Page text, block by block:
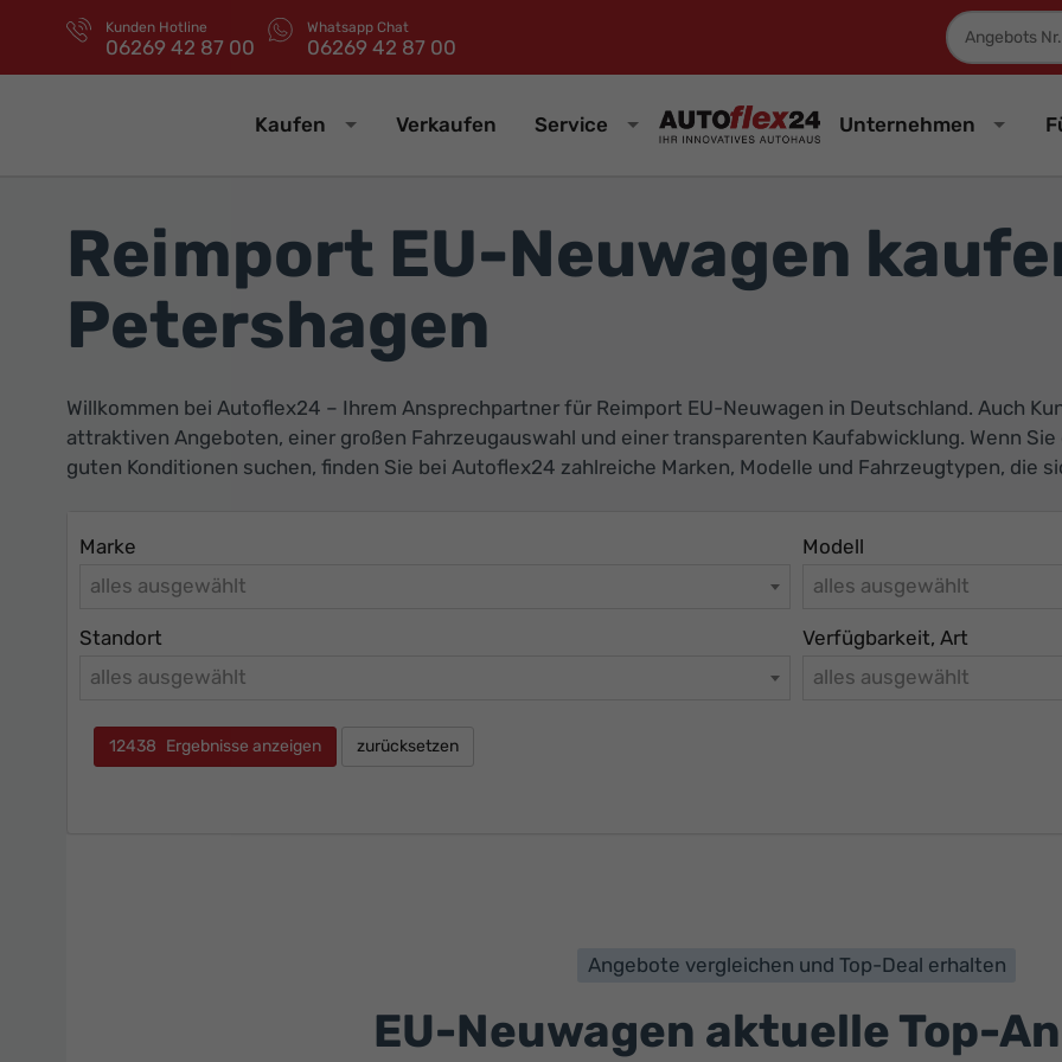
Kunden Hotline
06269 42 87 00
Whatsapp Chat
06269 42 87 00
Kaufen Verkaufen Service Unternehmen
Reimport EU-Neuwagen
Petershagen
Willkommen bei Autoflex24 – Ihrem Ansprechpartner für Reimport EU-Neuwagen in Deutschland. Auch
attraktiven Angeboten, einer großen Fahrzeugauswahl und einer transparenten Kaufabwicklung. Wenn
guten Konditionen suchen, finden Sie bei Autoflex24 zahlreiche Marken, Modelle und Fahrzeugtypen, die
Marke
alles ausgewählt
Modell
alles ausgewählt
Standort
alles ausgewählt
Verfügbarkeit, Art
alles ausgewählt
12438 Ergebnisse anzeigen zurücksetzen
Angebote vergleichen und Top-Deal erhalten
EU-Neuwagen aktuelle Top-